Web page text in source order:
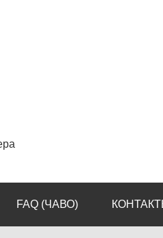
FAQ (ЧАВО)